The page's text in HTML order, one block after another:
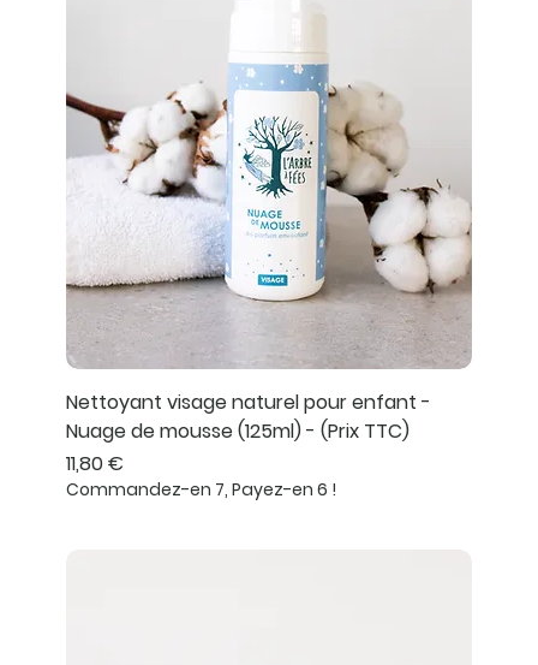
Nettoyant visage naturel pour enfant -
Nuage de mousse (125ml) - (Prix TTC)
Prix
11,80 €
Commandez-en 7, Payez-en 6 !